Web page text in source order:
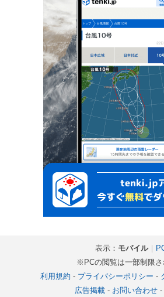
表示： モバイル｜
※PCの閲覧は一部制限さ
利用規約 - プライバシーポリシー -
広告掲載- お問い合わせ-